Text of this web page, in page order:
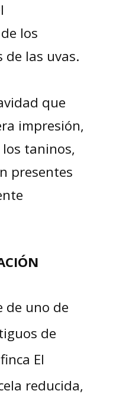
los
las uvas.
que
impresión,
taninos,
presentes
de uno de
de
El
reducida,